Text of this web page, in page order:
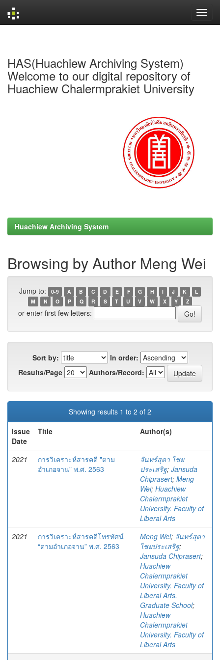
HAS(Huachiew Archiving System)
Welcome to our digital repository of
Huachiew Chalermprakiet University
Huachiew Archiving System
Browsing by Author Meng Wei
Jump to: 0-9 A B C D E F G H I J K
L
M
N O P Q R S T U V W X Y Z
or enter first few letters:
Sort by:
In order:
Results/Page
Authors/Record:
Showing results 1 to 2 of 2
Issue
Date
Title Author(s)
2021
การวิเคราะห์สารคดี "ตาม
อำเภอจาน" พ.ศ. 2563
จันทร์สุดา ไชย
ประเสริฐ; Jansuda
Chiprasert; Meng
Wei; Huachiew
Chalermprakiet
University. Faculty of
Liberal Arts
2021
การวิเคราะห์สารคดีโทรทัศน์
“ตามอำเภอจาน” พ.ศ. 2563
Meng Wei; จันทร์สุดา
ไชยประเสริฐ;
Jansuda Chiprasert;
Huachiew
Chalermprakiet
University. Faculty of
Liberal Arts.
Graduate School;
Huachiew
Chalermprakiet
University. Faculty of
Liberal Arts